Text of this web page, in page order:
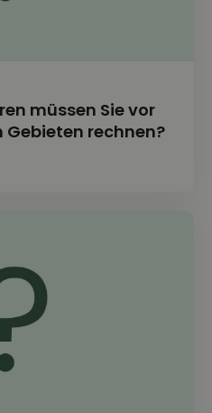
müssen Sie vor
rechnen?